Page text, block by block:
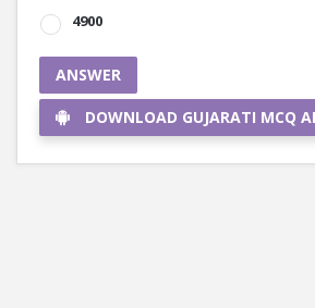
4900
ANSWER
DOWNLOAD GUJARATI MCQ